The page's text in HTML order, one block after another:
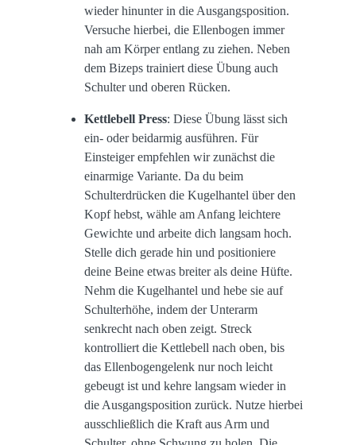
wieder hinunter in die Ausgangsposition.
Versuche hierbei, die Ellenbogen immer
nah am Körper entlang zu ziehen. Neben
dem Bizeps trainiert diese Übung auch
Schulter und oberen Rücken.
Kettlebell Press: Diese Übung lässt sich
ein- oder beidarmig ausführen. Für
Einsteiger empfehlen wir zunächst die
einarmige Variante. Da du beim
Schulterdrücken die Kugelhantel über den
Kopf hebst, wähle am Anfang leichtere
Gewichte und arbeite dich langsam hoch.
Stelle dich gerade hin und positioniere
deine Beine etwas breiter als deine Hüfte.
Nehm die Kugelhantel und hebe sie auf
Schulterhöhe, indem der Unterarm
senkrecht nach oben zeigt. Streck
kontrolliert die Kettlebell nach oben, bis
das Ellenbogengelenk nur noch leicht
gebeugt ist und kehre langsam wieder in
die Ausgangsposition zurück. Nutze hierbei
ausschließlich die Kraft aus Arm und